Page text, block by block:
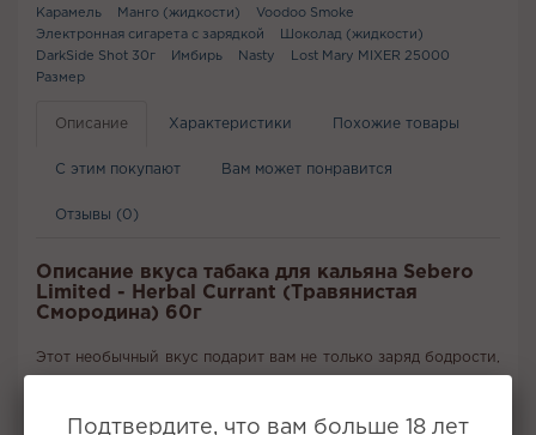
Карамель Манго (жидкости)
Voodoo Smoke
Электронная сигарета с зарядкой
Шоколад (жидкости)
DarkSide Shot 30г
Имбирь Nasty
Lost Mary MIXER 25000
Размер
Описание Характеристики Похожие товары
С этим покупают Вам может понравится
Отзывы (0)
Описание вкуса табака для кальяна Sebero
Limited - Herbal Currant (Травянистая
Смородина) 60г
Этот необычный вкус подарит вам не только заряд бодрости,
но и неповторимое наслаждение, которое поднимет ваше
напоминающий любимый энергетический напиток, наполнит
Подтвердите, что вам больше 18 лет